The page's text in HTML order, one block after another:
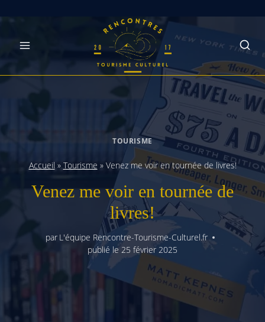
Skip
TOURISME
Accueil » Tourisme » Venez me voir en tournée de livres!
Venez me voir en tournée de
livres!
par L'équipe Rencontre-Tourisme-Culturel.fr
publié le 25 février 2025